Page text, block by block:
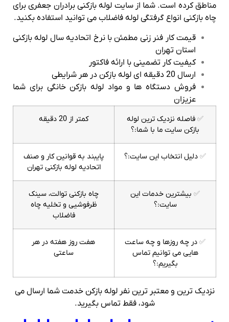
مناطق کرده است. شما از سایت لوله بازکنی برادران جعفری برای
چاه بازکنی انواع گرفتگی لوله فاضلاب می توانید استفاده بکنید.
قیمت کار فنر زنی مطمئن با نرخ اتحادیه سال لوله بازکنی
استان تهران
کیفیت کار تضمینی با ارائه فاکتور
ارسال 20 دقیقه ای لوله بازکن در هر شرایطی
فروش دستگاه ها و مواد لوله بازکن خانگی برای شما
عزیزان
✅ فاصله نزدیک ترین لوله
بازکن سایت ما با شما:؟
کمتر از 20 دقیقه
✅ دلیل انتخاب این سایت:؟
پایبند به قوانین کار و صنف
اتحادیه لوله بازکنی تهران
✅ بیشترین خدمات این
سایت:؟
چاه بازکنی توالت، سینک
ظرفوشیی و تخلیه چاه
فاضلاب
✅ در چه روزها و چه ساعت
هایی می توانیم تماس
بگیریم:؟
هفت روز هفته در هر
ساعتی
نزدیک ترین و معتبر ترین نفر لوله بازکن خدمت شما ارسال می
شود، فقط تماس بگیرید.